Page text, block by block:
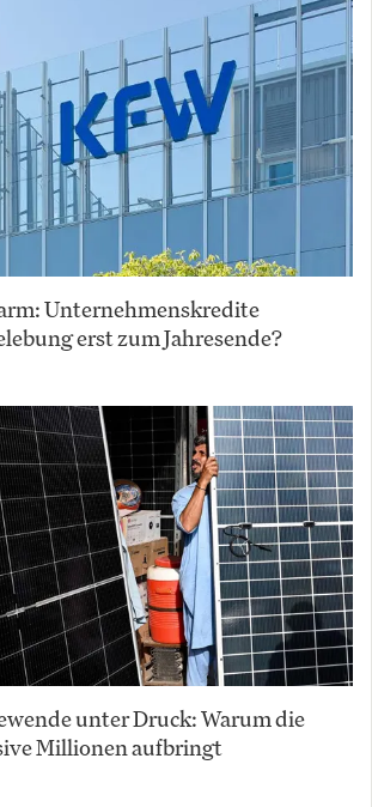
Unternehmenskredite
erst zum Jahresende?
unter Druck: Warum die
Millionen aufbringt